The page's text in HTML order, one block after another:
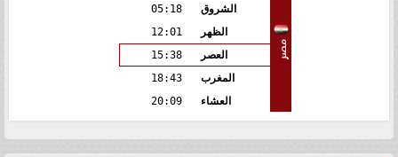
مصر
الشروق
05:18
الظهر
12:01
العصر
15:38
المغرب
18:43
العشاء
20:09